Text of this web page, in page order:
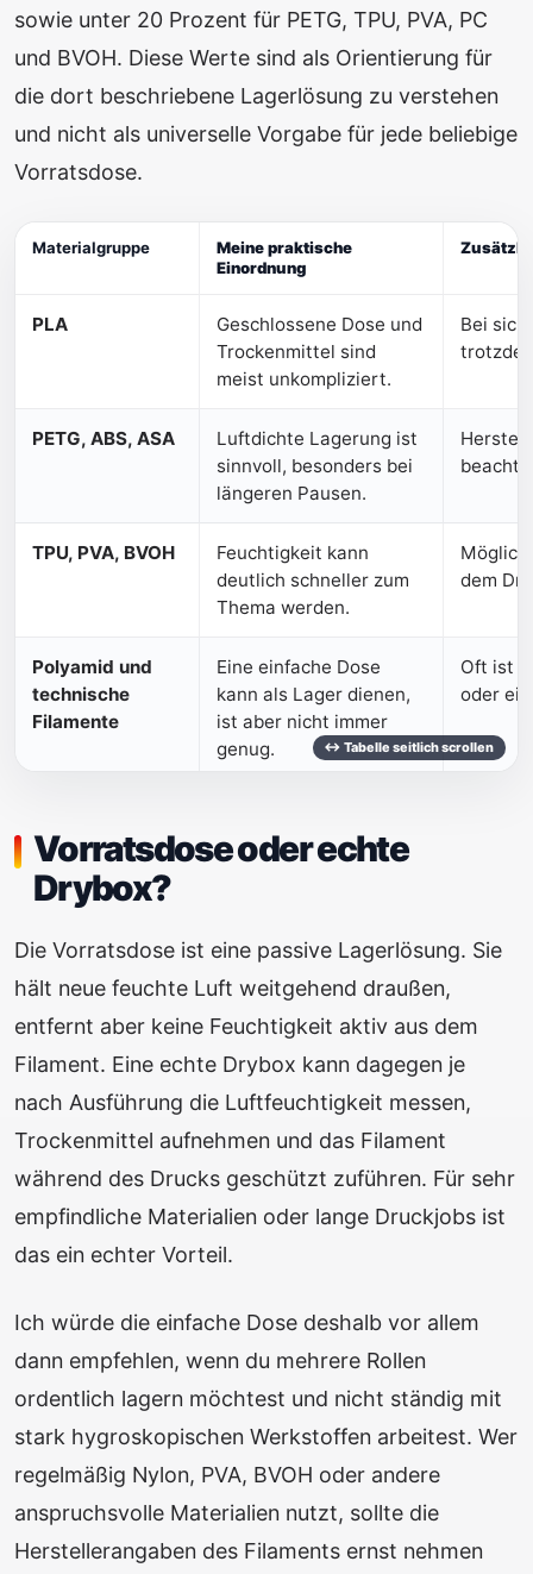
sowie unter 20 Prozent für PETG, TPU, PVA, PC
und BVOH. Diese Werte sind als Orientierung für
die dort beschriebene Lagerlösung zu verstehen
und nicht als universelle Vorgabe für jede beliebige
Vorratsdose.
Materialgruppe
Meine praktische
Einordnung
PLA
Geschlossene Dose und
Trockenmittel sind
meist unkompliziert.
Bei
PETG, ABS, ASA
Luftdichte Lagerung ist
sinnvoll, besonders bei
längeren Pausen.
TPU, PVA, BVOH
Feuchtigkeit kann
deutlich schneller zum
Thema werden.
dem
Polyamid und
technische
Filamente
Eine einfache Dose
kann als Lager dienen,
ist aber nicht immer
genug.
Oft ist
oder
Vorratsdose oder echte
Drybox?
Die Vorratsdose ist eine passive Lagerlösung. Sie
hält neue feuchte Luft weitgehend draußen,
entfernt aber keine Feuchtigkeit aktiv aus dem
Filament. Eine echte Drybox kann dagegen je
nach Ausführung die Luftfeuchtigkeit messen,
Trockenmittel aufnehmen und das Filament
während des Drucks geschützt zuführen. Für sehr
empfindliche Materialien oder lange Druckjobs ist
das ein echter Vorteil.
Ich würde die einfache Dose deshalb vor allem
dann empfehlen, wenn du mehrere Rollen
ordentlich lagern möchtest und nicht ständig mit
stark hygroskopischen Werkstoffen arbeitest. Wer
regelmäßig Nylon, PVA, BVOH oder andere
anspruchsvolle Materialien nutzt, sollte die
Herstellerangaben des Filaments ernst nehmen